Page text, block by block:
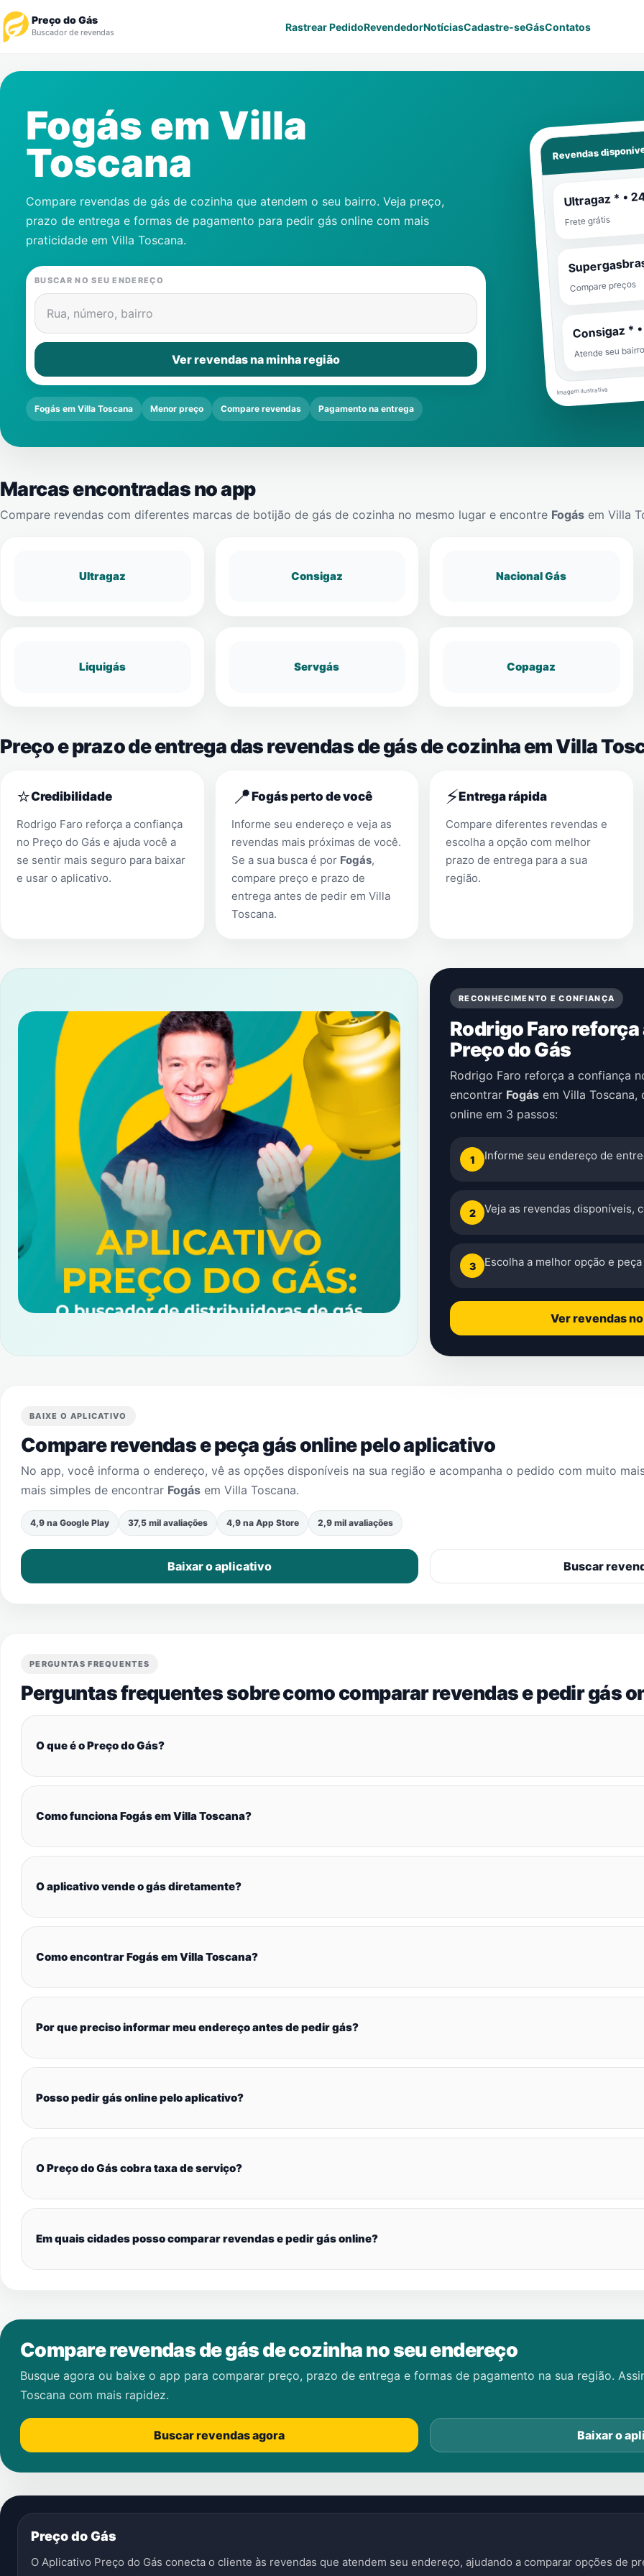
Preço do Gás
Buscador de revendas Rastrear PedidoRevendedorNotíciasCadastre-seGásContatos
Revendedor
Notícias
Gás
Contatos
Fogás em Villa
Toscana
Compare revendas de gás de cozinha que atendem o seu bairro. Veja preço,
prazo de entrega e formas de pagamento para pedir gás online com mais
praticidade em Villa Toscana.
BUSCAR NO SEU ENDEREÇO
Rua, número, bairro
Ver revendas na minha região
Fogás em Villa Toscana Menor preço Compare revendas Pagamento na entrega
Revendas
Ultragaz * •
Frete grátis
Compare preços
Consigaz *
Atende seu
Imagem ilustrativa
Marcas encontradas no app
Compare revendas com diferentes marcas de botijão de gás de cozinha no mesmo lugar e encontre Fogás em Villa
Ultragaz Consigaz Nacional Gás
Liquigás Servgás Copagaz
Preço e prazo de entrega das revendas de gás de cozinha em Villa
⭐Credibilidade
Rodrigo Faro reforça a confiança
no Preço do Gás e ajuda você a
se sentir mais seguro para baixar
e usar o aplicativo.
📍Fogás perto de você
Informe seu endereço e veja as
revendas mais próximas de você.
Se a sua busca é por Fogás,
compare preço e prazo de
entrega antes de pedir em Villa
Toscana.
⚡Entrega rápida
Compare diferentes revendas e
escolha a opção com melhor
prazo de entrega para a sua
região.
RECONHECIMENTO E CONFIANÇA
Rodrigo Faro
Preço do Gás
Rodrigo Faro reforça a confiança
encontrar Fogás em Villa Toscana,
online em 3 passos:
1 Informe seu endereço de
2 Veja as revendas disponíveis,
3 Escolha a melhor opção e
Ver revendas
BAIXE O APLICATIVO
Compare revendas e peça gás online pelo aplicativo
No app, você informa o endereço, vê as opções disponíveis na sua região e acompanha o pedido com muito
mais simples de encontrar Fogás em Villa Toscana.
4,9 na Google Play 37,5 mil avaliações 4,9 na App Store 2,9 mil avaliações
Baixar o aplicativo Buscar
PERGUNTAS FREQUENTES
Perguntas frequentes sobre como comparar revendas e pedir gás
O que é o Preço do Gás?
Como funciona Fogás em Villa Toscana?
O aplicativo vende o gás diretamente?
Como encontrar Fogás em Villa Toscana?
Por que preciso informar meu endereço antes de pedir gás?
Posso pedir gás online pelo aplicativo?
O Preço do Gás cobra taxa de serviço?
Em quais cidades posso comparar revendas e pedir gás online?
Compare revendas de gás de cozinha no seu endereço
Busque agora ou baixe o app para comparar preço, prazo de entrega e formas de pagamento na sua região.
Toscana com mais rapidez.
Buscar revendas agora Baixar o
Preço do Gás
O Aplicativo Preço do Gás conecta o cliente às revendas que atendem seu endereço, ajudando a comparar opções de